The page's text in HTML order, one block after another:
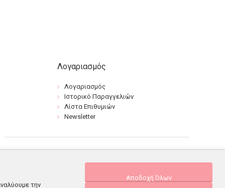
Λογαριασμός
Λογαριασμός
Ιστορικό Παραγγελιών
Λίστα Επιθυμιών
Newsletter
την
Αποδοχή Όλων